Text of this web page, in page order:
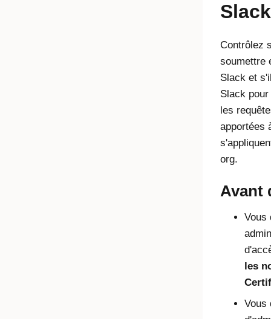
Slack
Contrôlez
soumettre
Slack et
Slack
les
apportées
org.
Avant
Vous
les
Vous